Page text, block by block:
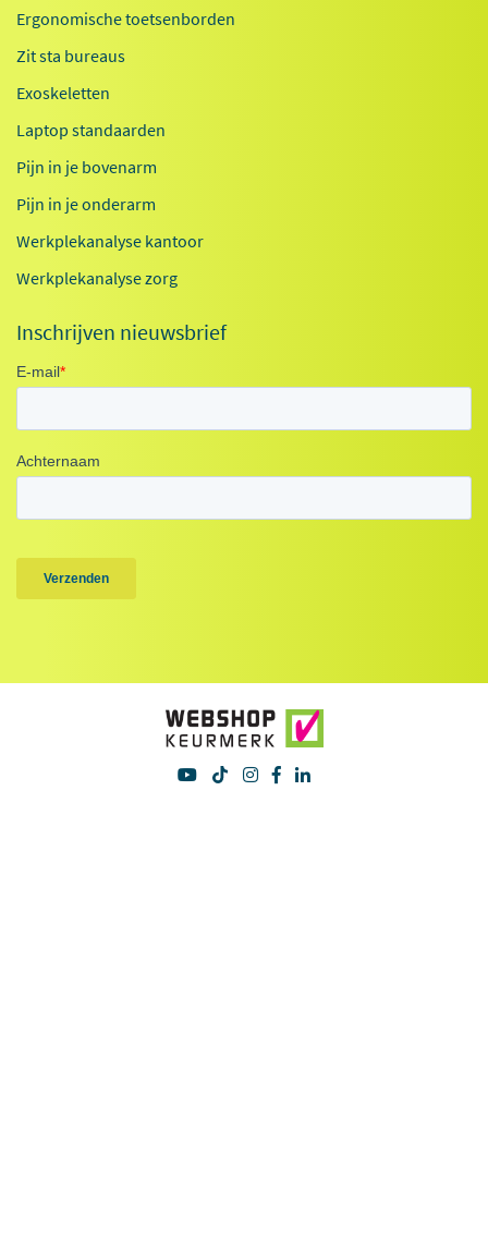
Ergonomische toetsenborden
Zit sta bureaus
Exoskeletten
Laptop standaarden
Pijn in je bovenarm
Pijn in je onderarm
Werkplekanalyse kantoor
Werkplekanalyse zorg
Inschrijven nieuwsbrief